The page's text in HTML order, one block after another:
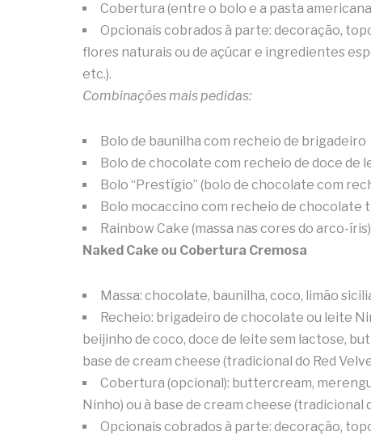
Cobertura (entre o bolo e a pasta
Opcionais cobrados à parte: decoração,
flores naturais ou de açúcar e ingredientes
etc.).
Combinações mais pedidas:
Bolo de baunilha com recheio de brigadeiro
Bolo de chocolate com recheio de doce de
Bolo “Prestígio” (bolo de chocolate com
Bolo mocaccino com recheio de chocolate
Rainbow Cake (massa nas cores do arco-íris)
Naked Cake ou Cobertura Cremosa
Massa: chocolate, baunilha, coco, limão
Recheio: brigadeiro de chocolate ou leite
beijinho de coco, doce de leite sem lactose,
base de cream cheese (tradicional do Red
Cobertura (opcional): buttercream,
Ninho) ou à base de cream cheese (tradicional
Opcionais cobrados à parte: decoração,